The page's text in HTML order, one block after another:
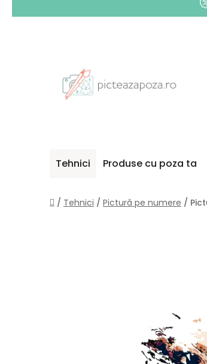
Tehnici Produse cu poza ta
Acasă
/ Tehnici / Pictură pe numere /